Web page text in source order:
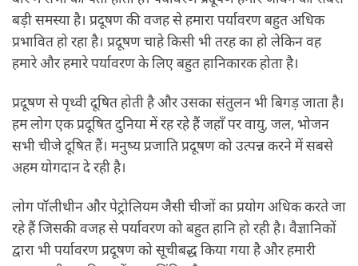
बड़ी समस्या है। प्रदूषण की वजह से हमारा पर्यावरण बहुत अधिक
प्रभावित हो रहा है। प्रदूषण चाहे किसी भी तरह का हो लेकिन वह
हमारे और हमारे पर्यावरण के लिए बहुत हानिकारक होता है।
प्रदूषण से पृथ्वी दूषित होती है और उसका संतुलन भी बिगड़ जाता है।
हम लोग एक प्रदूषित दुनिया में रह रहे हैं जहाँ पर वायु, जल, भोजन
सभी चीजे दूषित हैं। मनुष्य प्रजाति प्रदूषण को उत्पन्न करने में सबसे
अहम योगदान दे रही है।
लोग पॉलीथीन और पेट्रोलियम जैसी चीजों का प्रयोग अधिक करते जा
रहे हैं जिसकी वजह से पर्यावरण को बहुत हानि हो रही है। वैज्ञानिकों
द्वारा भी पर्यावरण प्रदूषण को सूचीबद्ध किया गया है और हमारी